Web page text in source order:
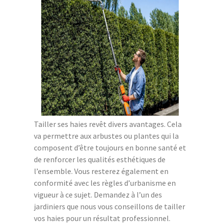
Tailler ses haies revêt divers avantages. Cela
va permettre aux arbustes ou plantes qui la
composent d’être toujours en bonne santé et
de renforcer les qualités esthétiques de
l’ensemble. Vous resterez également en
conformité avec les règles d’urbanisme en
vigueur à ce sujet. Demandez à l’un des
jardiniers que nous vous conseillons de tailler
vos haies pour un résultat professionnel.